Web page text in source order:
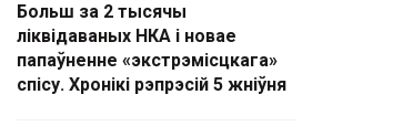
Больш за 2 тысячы
ліквідаваных НКА і новае
папаўненне «экстрэмісцкага»
спісу. Хронікі рэпрэсій 5 жніўня